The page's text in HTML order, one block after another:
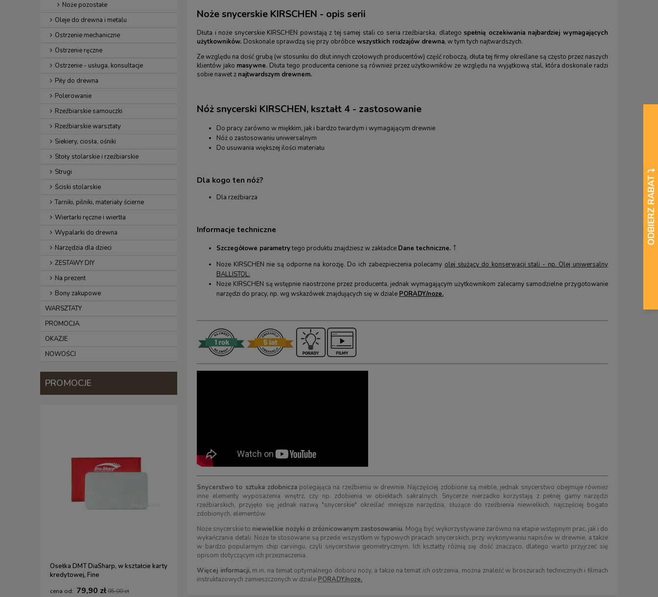
Noże pozostałe
Oleje do drewna i metalu
Ostrzenie mechaniczne
Ostrzenie ręczne
Ostrzenie - usługa, konsultacje
Piły do drewna
Polerowanie
Rzeźbiarskie samouczki
Rzeźbiarskie warsztaty
Siekiery, ciosła, ośniki
Stoły stolarskie i rzeźbiarskie
Strugi
Ściski stolarskie
Tarniki, pilniki, materiały ścierne
Wiertarki ręczne i wiertła
Wypalarki do drewna
Narzędzia dla dzieci
ZESTAWY DIY
Na prezent
Bony zakupowe
WARSZTATY
PROMOCJA
OKAZJE
NOWOŚCI
PROMOCJE
Osełka DMT DiaSharp, w kształcie karty
kredytowej, Fine
79,90 zł95,00 zł
Zestaw do strugania w drewnie ŚW.
MIKOŁAJ BEAVER CRAFT
Linoleum naturalne ESSDEE, 152 x 203
mm
Zestaw DIY do renowacji drewnianych
desek kuchennych
Cyklina
mm
Noże snycerskie KIRSCHEN - opis serii
Dłuta i noże snycerskie KIRSCHEN powstają z tej samej stali co seria rzeźbiarska, dlatego spełnią oczekiwania najbardziej wymagających
użytkowników. Doskonale sprawdzą się przy obróbce wszystkich rodzajów drewna, w tym tych najtwardszych.
Ze względu na dość grubą (w stosunku do dłut innych czołowych producentów) część roboczą, dłuta tej firmy określane są często przez naszych
klientów jako masywne. Dłuta tego producenta cenione są również przez użytkowników ze względu na wyjątkową stal, która doskonale radzi
sobie nawet z najtwardszym drewnem.
Nóż snycerski KIRSCHEN, kształt 4 - zastosowanie
Do pracy zarówno w miękkim, jak i bardzo twardym i wymagającym drewnie
Nóż o zastosowaniu uniwersalnym
Do usuwania większej ilości materiału
Dla kogo ten nóż?
Dla rzeźbiarza
Informacje techniczne
Szczegółowe parametrytego produktu znajdziesz w zakładce Dane techniczne. ↑
Noże KIRSCHEN nie są odporne na korozję. Do ich zabezpieczenia polecamy olej służący do konserwacji stali - np. Olej uniwersalny
BALLISTOL.
Noże KIRSCHEN są wstępnie naostrzone przez producenta, jednak wymagającym użytkownikom zalecamy samodzielne przygotowanie
narzędzi do pracy, np. wg wskazówek znajdujących się w dziale PORADY/noze.
Snycerstwo to sztuka zdobniczapolegająca na rzeźbieniu w drewnie. Najczęściej zdobione są meble, jednak snycerstwo obejmuje również
inne elementy wyposażenia wnętrz, czy np. zdobienia w obiektach sakralnych. Snycerze nierzadko korzystają z pełnej gamy narzędzi
rzeźbiarskich, przyjęło się jednak nazwą "snycerskie" określać mniejsze narzędzia, służące do rzeźbienia niewielkich, najczęściej bogato
zdobionych, elementów.
Noże snycerskie to niewielkie nożyki o zróżnicowanym zastosowaniu. Mogą być wykorzystywane zarówno na etapie wstępnym prac, jak i do
wykańczania detali. Noże te stosowane są przede wszystkim w typowych pracach snycerskich, przy wykonywaniu napisów w drewnie, a także
w bardzo popularnym chip carvingu, czyli snycerstwie geometrycznym. Ich kształty różnią się dość znacząco, dlatego warto przyjrzeć się
opisom dotyczącym ich przeznaczenia.
Więcej informacji,m.in. na temat optymalnego doboru noży, a także na temat ich ostrzenia, można znaleźć w broszurach technicznych i filmach
instruktażowych zamieszczonych w dziale PORADY/noze.